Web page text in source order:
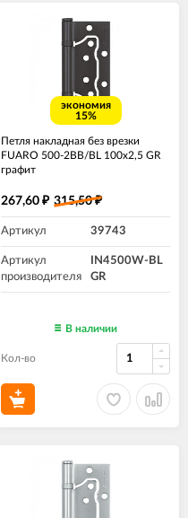
экономия
15%
Петля накладная без врезки
FUARO 500-2BB/BL 100x2,5 GR
графит
267,60 ₽ 315,50₽
Артикул 39743
Артикул
производителя
IN4500W-BL
GR
В наличии
Кол-во